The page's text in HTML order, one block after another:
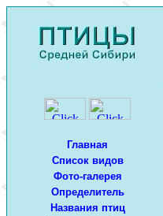
Главная
Список видов
Фото-галерея
Определитель
Названия птиц